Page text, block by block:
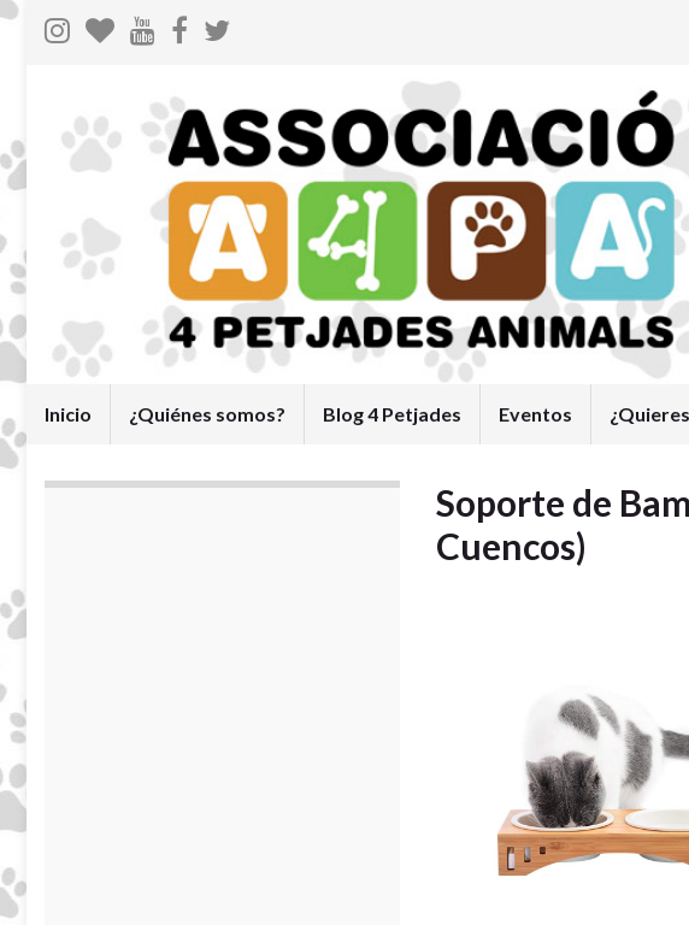
Inicio ¿Quiénes somos? Blog 4 Petjades Eventos
Soporte de
Cuencos)